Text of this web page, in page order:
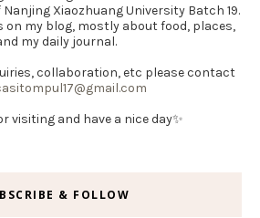
Xiaozhuang University Batch 19.
my blog, mostly about food, places,
my daily journal.
collaboration, etc please contact
visiting and have a nice day✨
& FOLLOW